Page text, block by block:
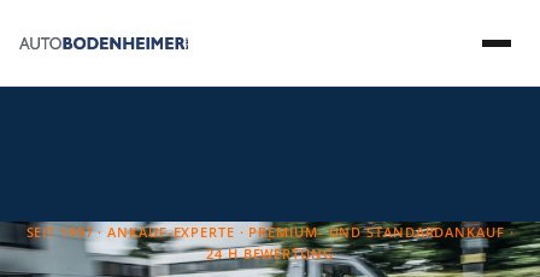
SEIT 1997 · ANKAUF-EXPERTE · PREMIUM- UND STANDARDANKAUF ·
24 H BEWERTUNG